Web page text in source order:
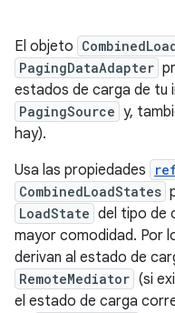
El objeto
PagingDataAdapter
estados de carga de tu
PagingSource y,
hay).
Usa las propiedades
CombinedLoadStates
LoadState del tipo de
mayor comodidad. Por
derivan al estado de
RemoteMediator (si
el estado de carga